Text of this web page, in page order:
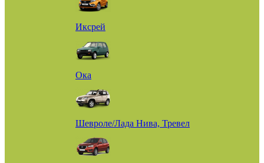
Иксрей
Ока
Шевроле/Лада Нива, Тревел